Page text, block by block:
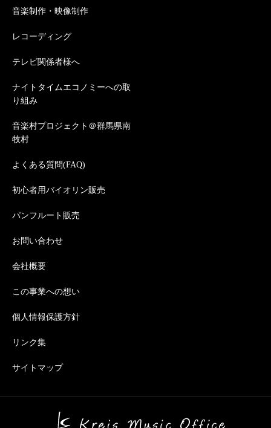
音楽制作・映像制作
レコーディング
テレビ関係者様へ
ナイトタイムエコノミーへの取
り組み
音楽村プロジェクト＠群馬県南
牧村
よくある質問(FAQ)
初心者用バイオリン販売
パンフルート販売
お問い合わせ
会社概要
この事業への想い
個人情報保護方針
リンク集
サイトマップ